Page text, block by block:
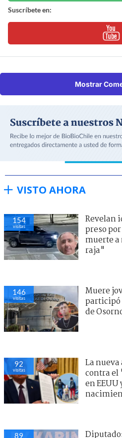
Suscríbete en:
Mostrar
VISTO AHORA
154
visitas
Revelan
preso
muerte
raja"
146
visitas
Muere
participó
de
92
visitas
La
contra
en
89